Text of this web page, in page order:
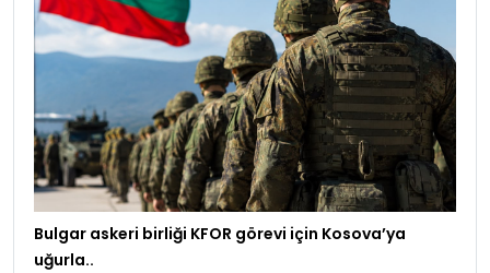
Bulgar askeri birliği KFOR görevi için Kosova’ya
uğurla..